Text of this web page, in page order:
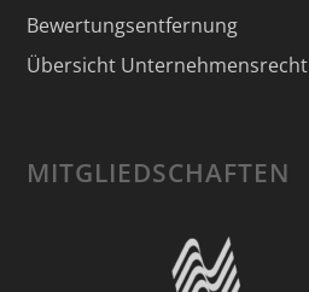
Bewertungsentfernung
Übersicht Unternehmensrecht
MITGLIEDSCHAFTEN